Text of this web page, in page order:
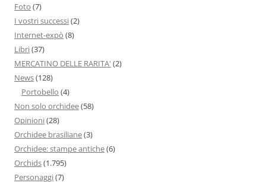
Foto (7)
I vostri successi(2)
Internet-expò (8)
Libri(37)
MERCATINO DELLE RARITA' (2)
News(128)
Portobello (4)
Non solo orchidee(58)
Opinioni(28)
Orchidee brasiliane(3)
Orchidee: stampe antiche(6)
Orchids(1.795)
Personaggi(7)